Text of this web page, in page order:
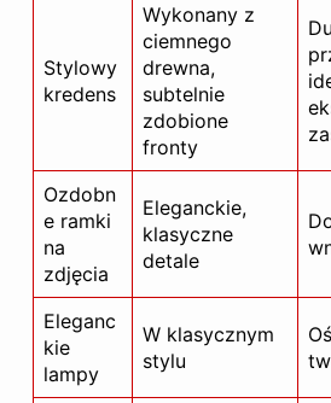
Stylowy
kredens
Wykonany z
ciemnego
drewna,
subtelnie
zdobione
fronty
Ozdobn
e ramki
na
zdjęcia
Eleganckie,
klasyczne
detale
Eleganc
kie
lampy
W klasycznym
stylu